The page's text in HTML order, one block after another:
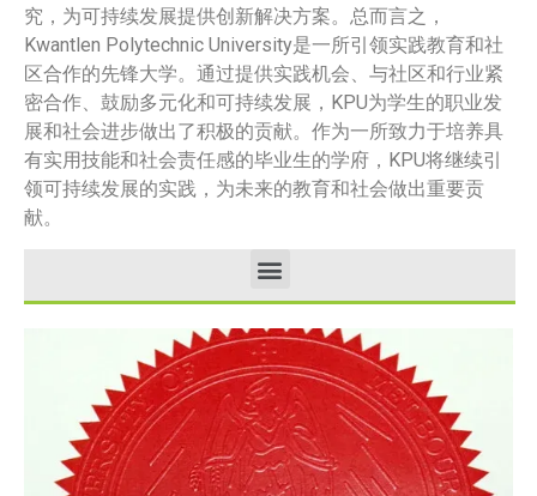
究，为可持续发展提供创新解决方案。总而言之，
Kwantlen Polytechnic University是一所引领实践教育和社
区合作的先锋大学。通过提供实践机会、与社区和行业紧
密合作、鼓励多元化和可持续发展，KPU为学生的职业发
展和社会进步做出了积极的贡献。作为一所致力于培养具
有实用技能和社会责任感的毕业生的学府，KPU将继续引
领可持续发展的实践，为未来的教育和社会做出重要贡
献。